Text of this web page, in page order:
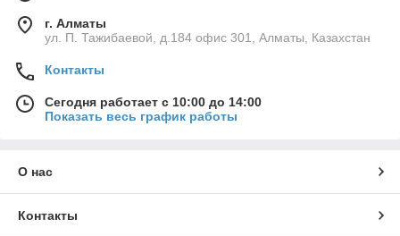
г. Алматы
ул. П. Тажибаевой, д.184 офис 301, Алматы, Казахстан
Контакты
Сегодня работает с 10:00 до 14:00
Показать весь график работы
О нас
Контакты